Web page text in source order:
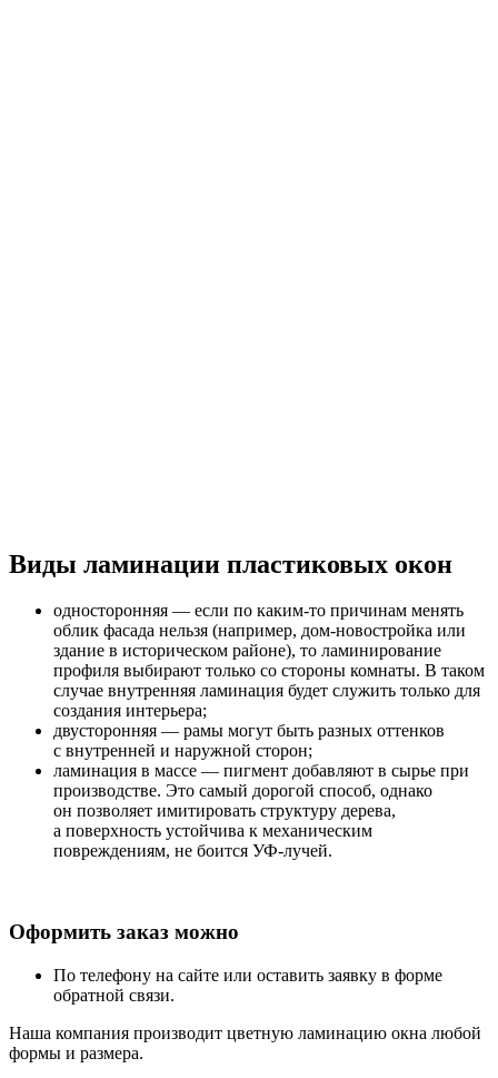
Виды ламинации пластиковых окон
односторонняя — если по каким-то причинам менять
облик фасада нельзя (например, дом-новостройка или
здание в историческом районе), то ламинирование
профиля выбирают только со стороны комнаты. В таком
случае внутренняя ламинация будет служить только для
создания интерьера;
двусторонняя — рамы могут быть разных оттенков
с внутренней и наружной сторон;
ламинация в массе — пигмент добавляют в сырье при
производстве. Это самый дорогой способ, однако
он позволяет имитировать структуру дерева,
а поверхность устойчива к механическим
повреждениям, не боится УФ-лучей.
Оформить заказ можно
По телефону на сайте или оставить заявку в форме
обратной связи.
Наша компания производит цветную ламинацию окна любой
формы и размера.